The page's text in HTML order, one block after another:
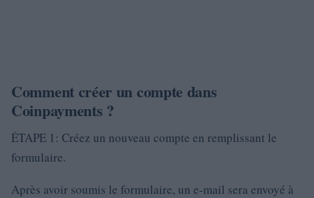
Comment créer un compte dans
Coinpayments ?
ÉTAPE 1: Créez un nouveau compte en remplissant le
formulaire.
Après avoir soumis le formulaire, un e-mail sera envoyé à